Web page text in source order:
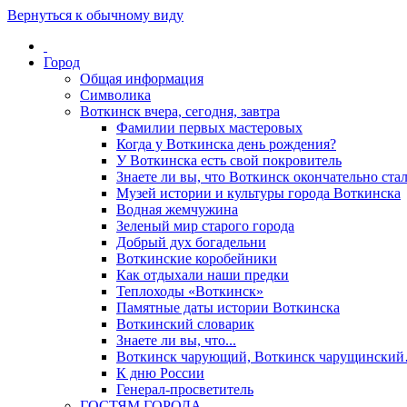
Вернуться к обычному виду
Город
Общая информация
Символика
Воткинск вчера, сегодня, завтра
Фамилии первых мастеровых
Когда у Воткинска день рождения?
У Воткинска есть свой покровитель
Знаете ли вы, что Воткинск окончательно
Музей истории и культуры города Воткинска
Водная жемчужина
Зеленый мир старого города
Добрый дух богадельни
Воткинские коробейники
Как отдыхали наши предки
Теплоходы «Воткинск»
Памятные даты истории Воткинска
Воткинский словарик
Знаете ли вы, что...
Воткинск чарующий, Воткинск
К дню России
Генерал-просветитель